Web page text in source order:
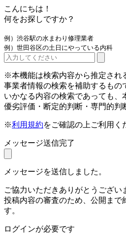
こんにちは！
何をお探しですか？
例）渋谷駅の水まわり修理業者
例）世田谷区の土日にやっている内科
※本機能は検索内容から推定され
事業者情報の検索を補助するもの
いかなる内容の検索であっても、
優劣評価・断定的判断・専門的判
※利用規約をご確認の上ご利用く
メッセージ送信完了
メッセージを送信しました。
ご協力いただきありがとうござい
投稿内容の審査のため、公開まで
す。
ログインが必要です